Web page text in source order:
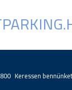
Keressen